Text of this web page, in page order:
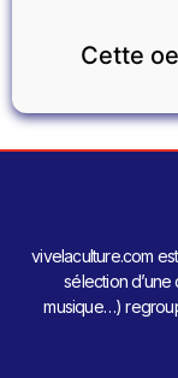
Cette
vivelaculture.com
sélection d’une
musique…)